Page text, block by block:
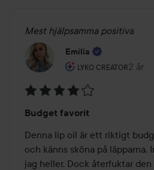
Mest hjälpsamma positiva
Emilia
LYKO CREATOR
Användarens roll:2 år
4
av
5
Budget favorit
Denna lip oil är ett riktigt
och känns sköna på läpparna.
jag heller. Dock återfuktar